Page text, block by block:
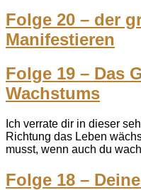
Folge 20 – der
Manifestieren
Folge 19 – Das
Wachstums
Ich verrate dir in dieser
Richtung das Leben
musst, wenn auch du
Folge 18 –